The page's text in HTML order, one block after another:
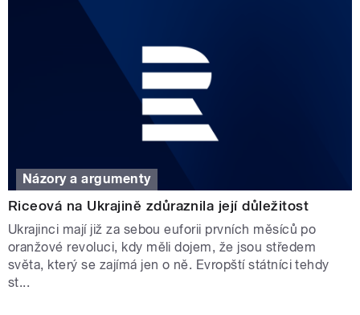
Názory a argumenty
Riceová na Ukrajině zdůraznila její důležitost
Ukrajinci mají již za sebou euforii prvních měsíců po
oranžové revoluci, kdy měli dojem, že jsou středem
světa, který se zajímá jen o ně. Evropští státníci tehdy
st...